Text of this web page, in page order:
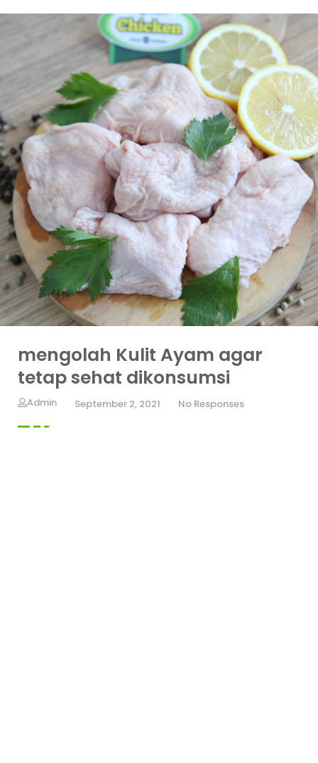
mengolah Kulit Ayam agar
tetap sehat dikonsumsi
Admin September 2, 2021 No Responses